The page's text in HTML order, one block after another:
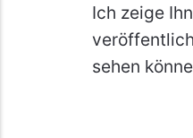
Ich zeige
sehen